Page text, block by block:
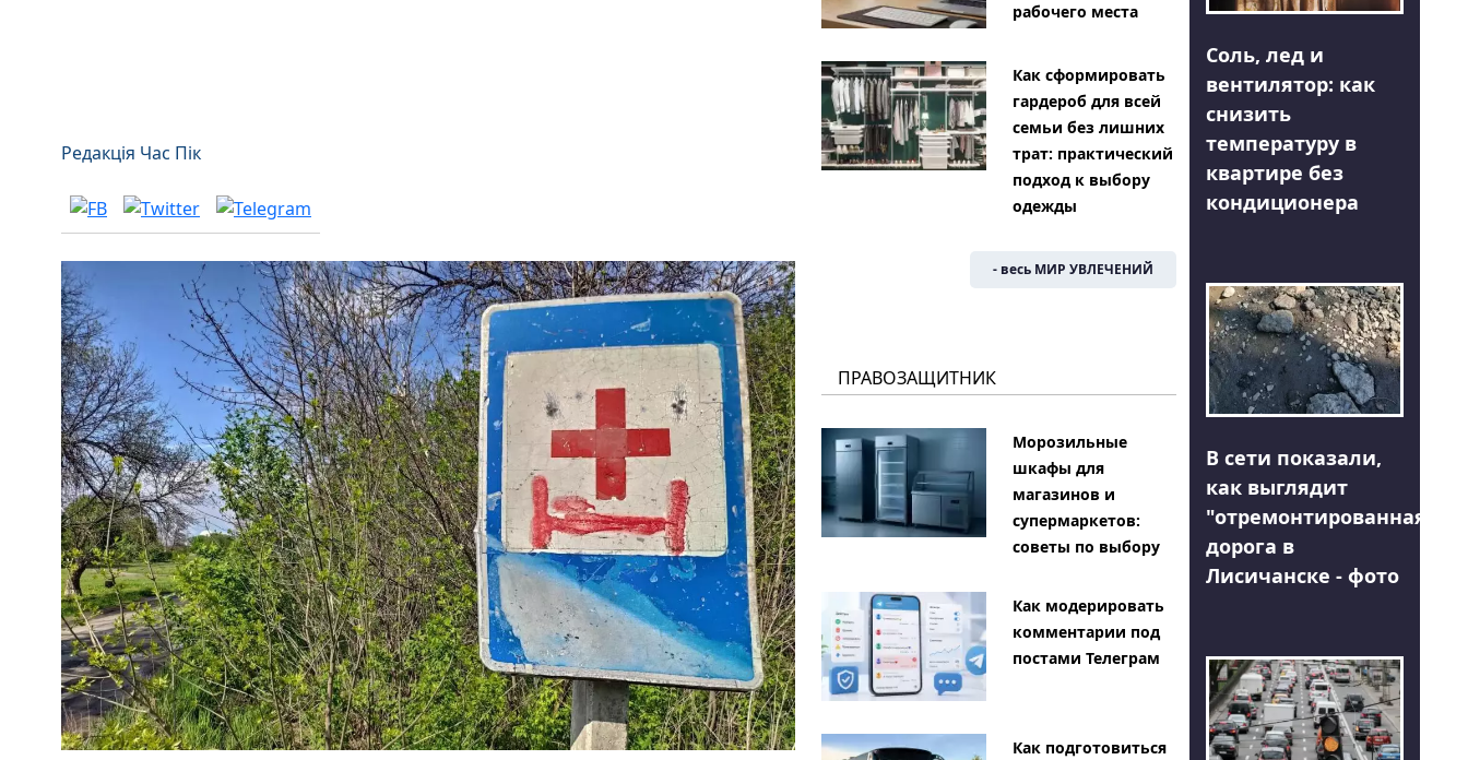
Редакція Час Пік
рабочего места
Как сформировать
гардероб для всей
семьи без лишних
трат: практический
подход к выбору
одежды
- весь МИР УВЛЕЧЕНИЙ
ПРАВОЗАЩИТНИК
Морозильные
шкафы для
магазинов и
супермаркетов:
советы по выбору
Как модерировать
комментарии под
постами Телеграм
Как подготовиться
Соль, лед и
вентилятор: как
снизить
температуру в
квартире без
кондиционера
В сети показали,
как выглядит
"отремонтированная"
дорога в
Лисичанске - фото